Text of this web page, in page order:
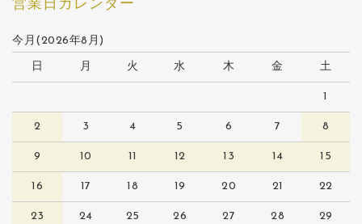
営業日カレンダー
今月(2026年8月)
日 月 火 水 木 金 土
1
2 3 4 5 6 7 8
9 10 11 12 13 14 15
16 17 18 19 20 21 22
23 24 25 26 27 28 29